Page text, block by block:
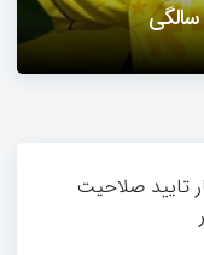
جنجالی شد
صدا و سیما
تایید صلاحیت